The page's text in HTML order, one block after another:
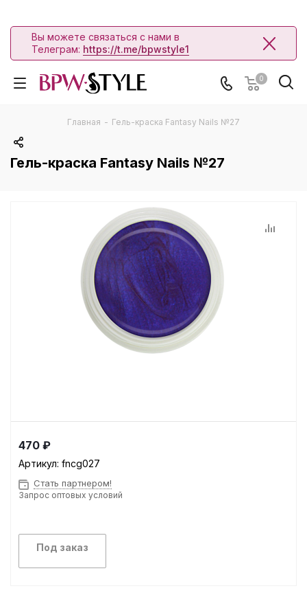
Вы можете связаться с нами в
Телеграм: https://t.me/bpwstyle1
0
Главная - Гель-краска Fantasy Nails №27
Гель-краска Fantasy Nails №27
470 ₽
Артикул: fncg027
Стать партнером!
Запрос оптовых условий
Под заказ